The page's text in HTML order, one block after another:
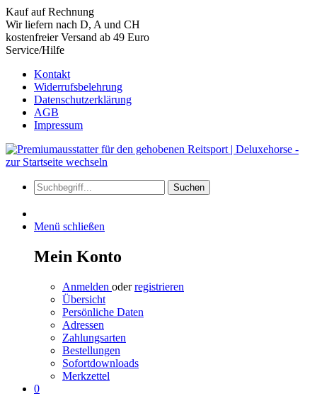
Kauf auf Rechnung
Wir liefern nach D, A und CH
kostenfreier Versand ab 49 Euro
Service/Hilfe
Kontakt
Widerrufsbelehrung
Datenschutzerklärung
AGB
Impressum
Suchen
Menü schließen
Mein Konto
Anmelden oderregistrieren
Übersicht
Persönliche Daten
Adressen
Zahlungsarten
Bestellungen
Sofortdownloads
Merkzettel
0